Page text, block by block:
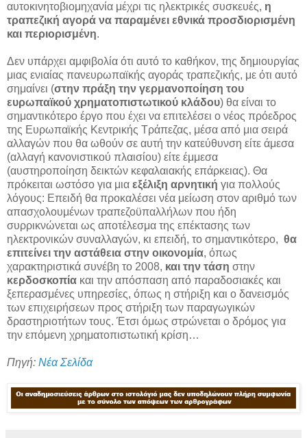
αυτοκινητοβιομηχανία μέχρι τις ηλεκτρικές συσκευές, η
τραπεζική αγορά να παραμένει εθνικά προσδιορισμένη
και περιορισμένη.
Δεν υπάρχει αμφιβολία ότι αυτό το καθήκον, της δημιουργίας
μιας ενιαίας πανευρωπαϊκής αγοράς τραπεζικής, με ότι αυτό
σημαίνει (στην πράξη την γερμανοποίηση του
ευρωπαϊκού χρηματοπιστωτικού κλάδου) θα είναι το
σημαντικότερο έργο που έχει να επιτελέσει ο νέος πρόεδρος
της Ευρωπαϊκής Κεντρικής Τράπεζας, μέσα από μια σειρά
αλλαγών που θα ωθούν σε αυτή την κατεύθυνση είτε άμεσα
(αλλαγή κανονιστικού πλαισίου) είτε έμμεσα
(αυστηροποίηση δεικτών κεφαλαιακής επάρκειας). Θα
πρόκειται ωστόσο για μια εξέλιξη αρνητική για πολλούς
λόγους: Επειδή θα προκαλέσει νέα μείωση στον αριθμό των
απασχολουμένων τραπεζοϋπαλλήλων που ήδη
συρρικνώνεται ως αποτέλεσμα της επέκτασης των
ηλεκτρονικών συναλλαγών, κι επειδή, το σημαντικότερο, θα
επιτείνει την αστάθεια στην οικονομία, όπως
χαρακτηριστικά συνέβη το 2008, και την τάση στην
κερδοσκοπία και την απόσπαση από παραδοσιακές και
ξεπερασμένες υπηρεσίες, όπως η στήριξη και ο δανεισμός
των επιχειρήσεων προς στήριξη των παραγωγικών
δραστηριοτήτων τους. Έτσι όμως στρώνεται ο δρόμος για
την επόμενη χρηματοπιστωτική κρίση…
Πηγή: Νέα Σελίδα